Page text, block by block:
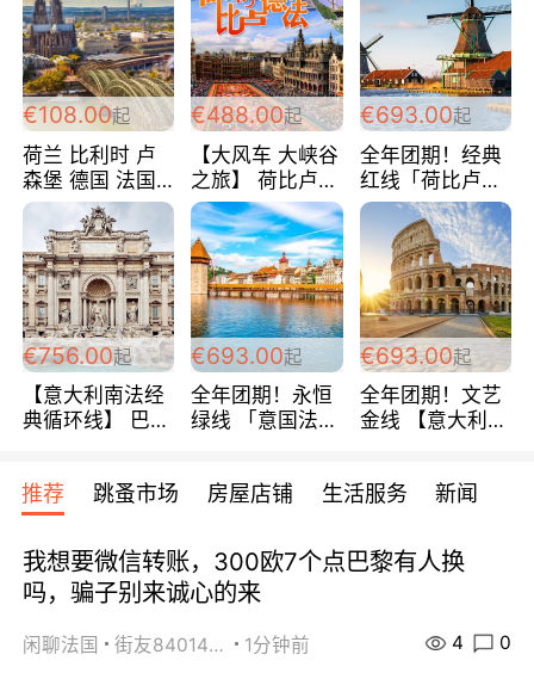
€108.00起
荷兰 比利时 卢
森堡 德国 法国
超爽玩遍西欧 循
环线 全程四星宾
馆 108欧/人/天
€488.00起
【大风车 大峡谷
之旅】 荷比卢德
法 巴黎上下 经
典五国四日游
488欧/人
€693.00起
全年团期！经典
红线「荷比卢德
法」七天循环 五
国 仅售99欧/人/
天！巴黎上下！
包拼房~
€756.00起
【意大利南法经
典循环线】 巴黎
宾馆 108欧/天起
全程756欧/位
€693.00起
全年团期！永恒
绿线 「意国法
欧/天起 ~包拼房
€693.00起
全年团期！文艺
金线 【意大利一
每周铁发！
推荐 跳蚤市场 房屋店铺 生活服务 新闻
我想要微信转账，300欧7个点巴黎有人换
吗，骗子别来诚心的来
闲聊法国 街友84014588 1分钟前 4 0